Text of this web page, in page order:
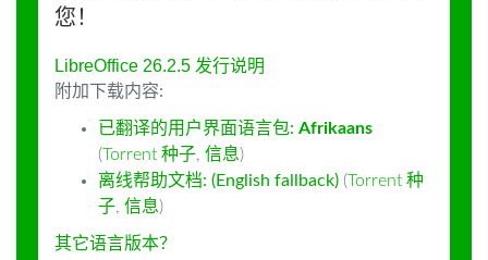
您！
LibreOffice 26.2.5 发行说明
附加下载内容:
已翻译的用户界面语言包: Afrikaans
(Torrent 种子, 信息)
离线帮助文档: (English fallback) (Torrent 种
子, 信息)
其它语言版本？